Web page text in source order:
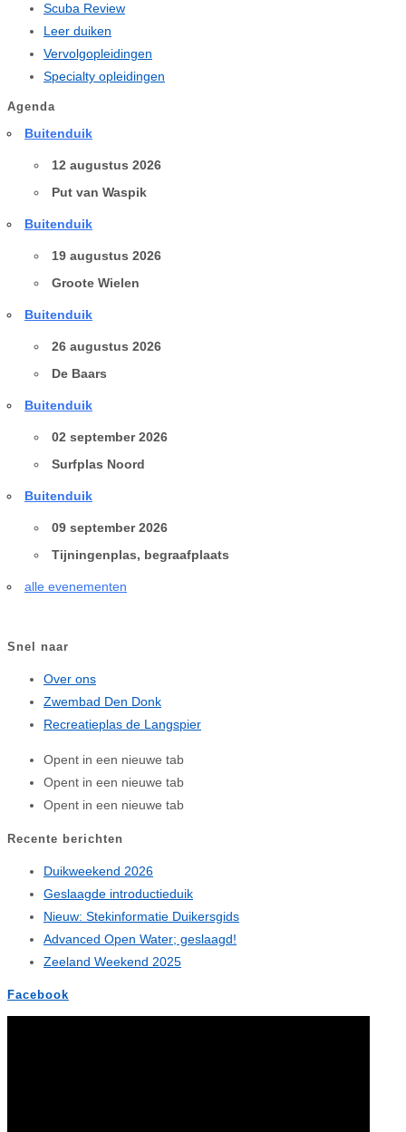
Scuba Review
Leer duiken
Vervolgopleidingen
Specialty opleidingen
Agenda
Buitenduik
12 augustus 2026
Put van Waspik
Buitenduik
19 augustus 2026
Groote Wielen
Buitenduik
26 augustus 2026
De Baars
Buitenduik
02 september 2026
Surfplas Noord
Buitenduik
09 september 2026
Tijningenplas, begraafplaats
alle evenementen
Snel naar
Over ons
Zwembad Den Donk
Recreatieplas de Langspier
Opent in een nieuwe tab
Opent in een nieuwe tab
Opent in een nieuwe tab
Recente berichten
Duikweekend 2026
Geslaagde introductieduik
Nieuw: Stekinformatie Duikersgids
Advanced Open Water; geslaagd!
Zeeland Weekend 2025
Facebook